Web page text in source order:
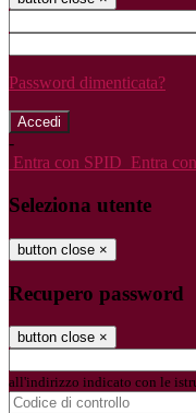
Password dimenticata?
-
Entra con SPID Entra
Seleziona utente
button close ×
Recupero password
button close ×
all'indirizzo indicato con le